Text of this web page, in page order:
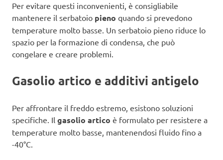
Per evitare questi inconvenienti, è consigliabile
mantenere il serbatoio pieno quando si prevedono
temperature molto basse. Un serbatoio pieno riduce lo
spazio per la formazione di condensa, che può
congelare e creare problemi.
Gasolio artico e additivi antigelo
Per affrontare il freddo estremo, esistono soluzioni
specifiche. Il gasolio artico è formulato per resistere a
temperature molto basse, mantenendosi fluido fino a
-40°C.